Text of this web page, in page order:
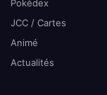
Pokédex
JCC / Cartes
Animé
Actualités